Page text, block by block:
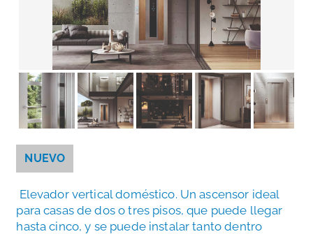
NUEVO
Elevador vertical doméstico. Un ascensor ideal
para casas de dos o tres pisos, que puede llegar
hasta cinco, y se puede instalar tanto dentro